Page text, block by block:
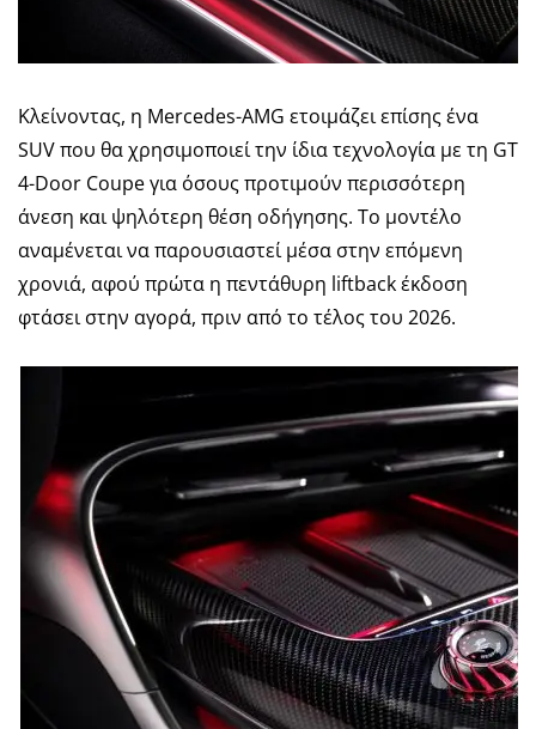
Κλείνοντας, η Mercedes-AMG ετοιμάζει επίσης ένα
SUV που θα χρησιμοποιεί την ίδια τεχνολογία με τη GT
4-Door Coupe για όσους προτιμούν περισσότερη
άνεση και ψηλότερη θέση οδήγησης. Το μοντέλο
αναμένεται να παρουσιαστεί μέσα στην επόμενη
χρονιά, αφού πρώτα η πεντάθυρη liftback έκδοση
φτάσει στην αγορά, πριν από το τέλος του 2026.